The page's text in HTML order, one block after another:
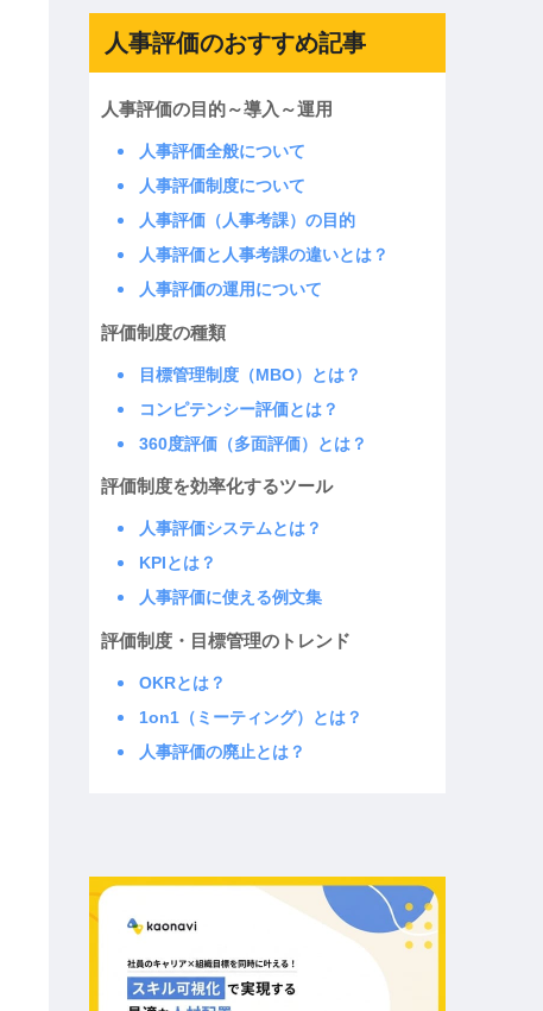
人事評価のおすすめ記事
人事評価の目的～導入～運用
人事評価全般について
人事評価制度について
人事評価（人事考課）の目的
人事評価と人事考課の違いとは？
人事評価の運用について
評価制度の種類
目標管理制度（MBO）とは？
コンピテンシー評価とは？
360度評価（多面評価）とは？
評価制度を効率化するツール
人事評価システムとは？
KPIとは？
人事評価に使える例文集
評価制度・目標管理のトレンド
OKRとは？
1on1（ミーティング）とは？
人事評価の廃止とは？